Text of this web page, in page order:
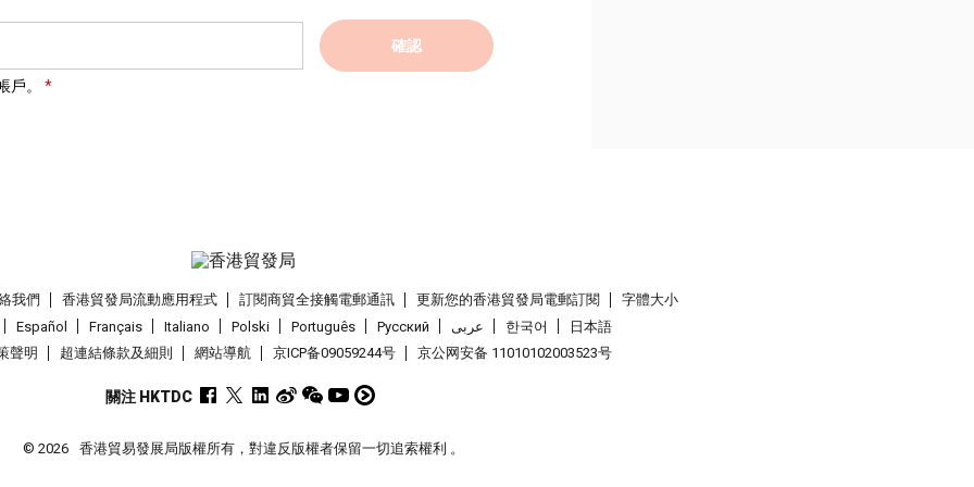
確認
。
我們 香港貿發局流動應用程式 訂閱商貿全接觸電郵通訊 更新您的香港貿發局電郵訂閱
字體大小
Español
Français Italiano Polski Português Pусский عربى 한국어
日本語
聲明
超連結條款及細則 網站導航 京ICP备09059244号 京公网安备 11010102003523号
關注 HKTDC
© 2026 香港貿易發展局版權所有，對違反版權者保留一切追索權利 。